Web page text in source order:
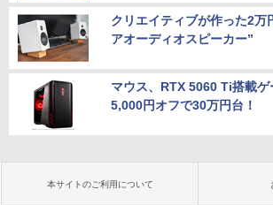
クリエイティブが作った2万
アオーディオスピーカー”
マウス、RTX 5060 Ti搭載
5,000円オフで30万円台！
本サイトのご利用について